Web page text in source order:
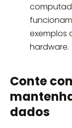
exemplos
hardware.
Conte
dados